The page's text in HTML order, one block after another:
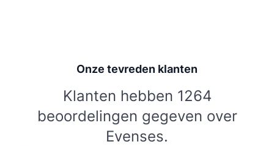
Onze tevreden klanten
Klanten hebben 1264
beoordelingen gegeven over
Evenses.